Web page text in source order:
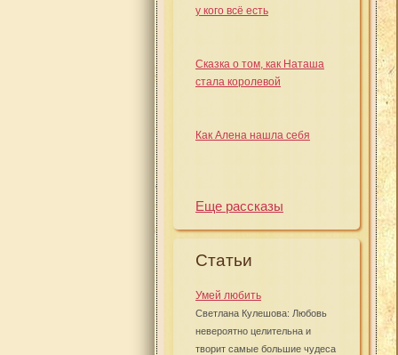
у кого всё есть
Сказка о том, как Наташа
стала королевой
Как Алена нашла себя
Еще рассказы
Статьи
Умей любить
Светлана Кулешова: Любовь
невероятно целительна и
творит самые большие чудеса